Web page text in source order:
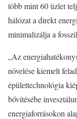
több mint 60 üzlet
hálózat a direkt
minimalizálja a
„Az
növelése kiemelt
épülettechnológia
bővítésébe
energiaforrásokon